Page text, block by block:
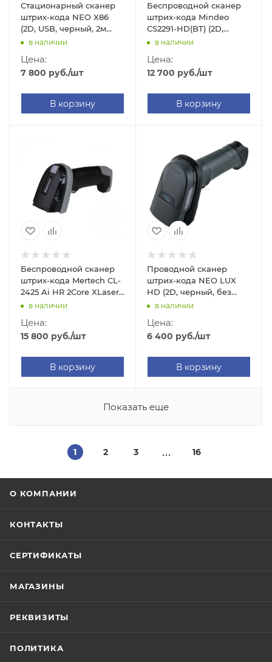
Стационарный сканер
штрих-кода NEO X86
(2D, USB, черный, 2м
кабель)
в наличии
Цена:
7 800 руб./шт
В корзину
Беспроводной сканер
штрих-кода Mindeo
CS2291-HD(BT) (2D,
серый, с подставкой
в наличии
Цена:
12 700 руб./шт
В корзину
Беспроводной сканер
штрих-кода Mertech CL-
2425 Ai HR 2Core XLaser
BLE SPP Dongle P2D (2D,
Cradle)
в наличии
Цена:
15 800 руб./шт
В корзину
Проводной сканер
штрих-кода NEO LUX
HD (2D, черный, без
подставки, 2.5м кабель)
в наличии
Цена:
6 400 руб./шт
В корзину
Показать еще
1 2 3 16
О КОМПАНИИ
КОНТАКТЫ
СЕРТИФИКАТЫ
МАГАЗИНЫ
РЕКВИЗИТЫ
ПОЛИТИКА